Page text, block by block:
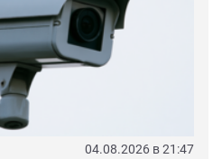
04.08.2026 в 21:47